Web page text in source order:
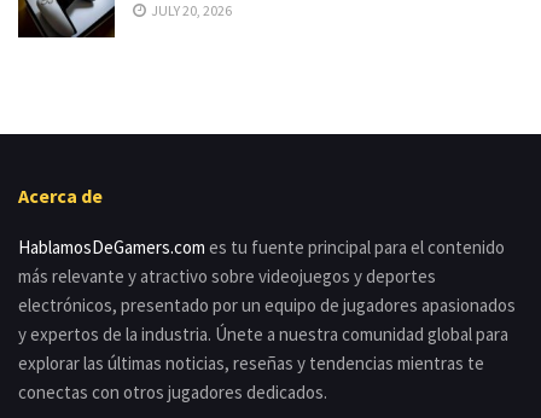
JULY 20, 2026
Acerca de
HablamosDeGamers.com es tu fuente principal para el contenido
más relevante y atractivo sobre videojuegos y deportes
electrónicos, presentado por un equipo de jugadores apasionados
y expertos de la industria. Únete a nuestra comunidad global para
explorar las últimas noticias, reseñas y tendencias mientras te
conectas con otros jugadores dedicados.